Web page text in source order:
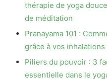
thérapie de yoga
de méditation
Pranayama 101 :
grâce à vos inhalations
Piliers du pouvoir : 3
essentielle dans le